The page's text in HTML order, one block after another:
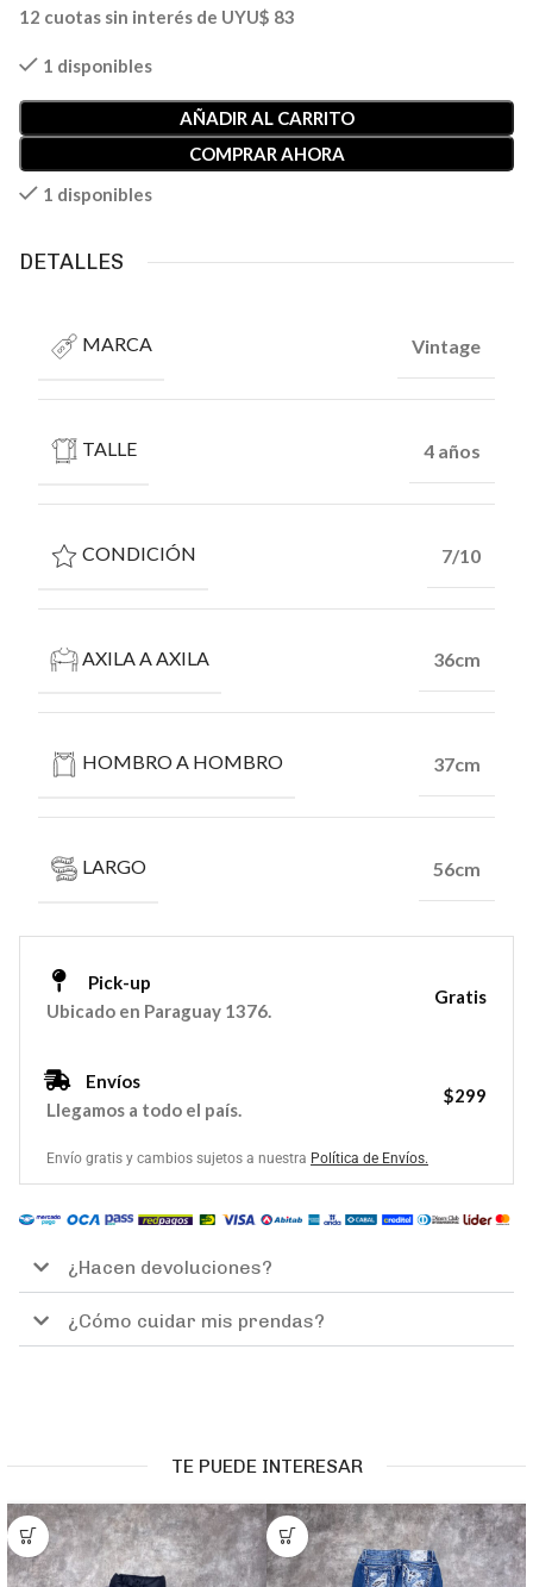
12 cuotas sin interés de UYU$ 83
1 disponibles
AÑADIR AL CARRITO
COMPRAR AHORA
1 disponibles
DETALLES
MARCA Vintage
TALLE 4 años
CONDICIÓN 7/10
AXILA A AXILA 36cm
HOMBRO A HOMBRO 37cm
LARGO 56cm
Pick-up
Ubicado en Paraguay 1376.
Gratis
Envíos
Llegamos a todo el país.
$299
Envío gratis y cambios sujetos a nuestra Política de Envíos.
¿Hacen devoluciones?
¿Cómo cuidar mis prendas?
TE PUEDE INTERESAR